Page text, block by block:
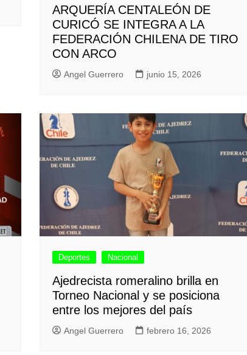
ARQUERÍA CENTALEÓN DE
CURICÓ SE INTEGRA A LA
FEDERACIÓN CHILENA DE TIRO
CON ARCO
Angel Guerrero junio 15, 2026
Deportes Nacional
Ajedrecista romeralino brilla en
Torneo Nacional y se posiciona
entre los mejores del país
Angel Guerrero febrero 16, 2026